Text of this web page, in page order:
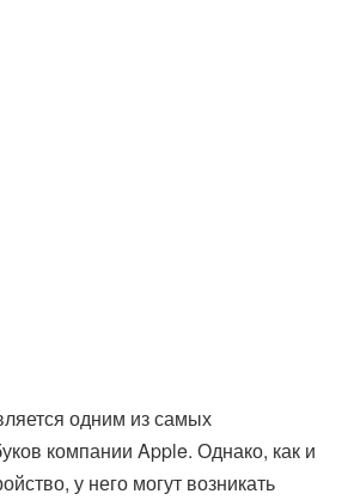
одним из самых
компании Apple. Однако, как и
у него могут возникать